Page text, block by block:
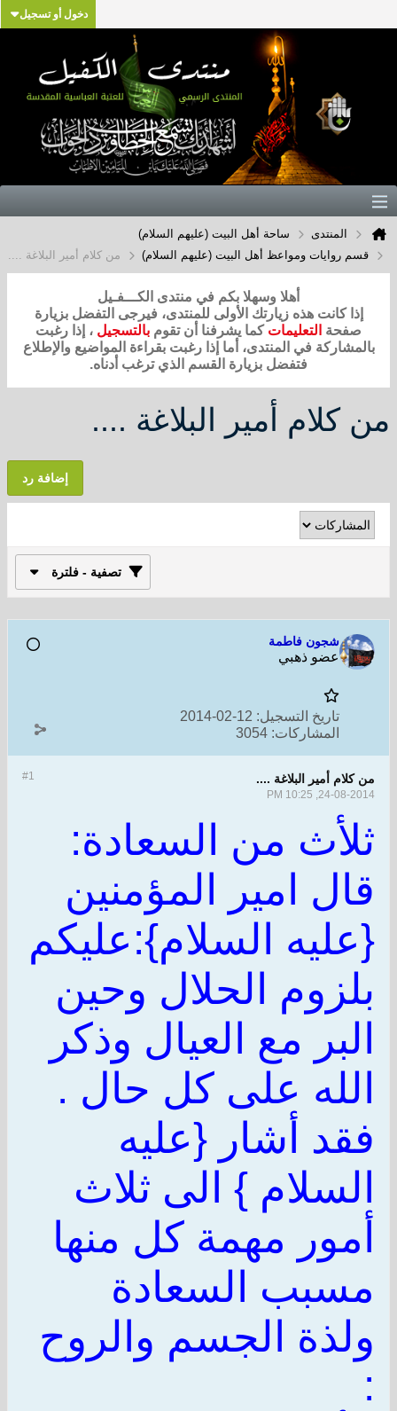
دخول أو تسجيل
المنتدى
ساحة أهل البيت (عليهم السلام)
قسم روايات ومواعظ أهل البيت (عليهم السلام)
من كلام أمير البلاغة ....
أهلا وسهلا بكم في منتدى الكـــفـيل
إذا كانت هذه زيارتك الأولى للمنتدى، فيرجى التفضل بزيارة
صفحة التعليمات كما يشرفنا أن تقوم بالتسجيل ، إذا رغبت
بالمشاركة في المنتدى، أما إذا رغبت بقراءة المواضيع والإطلاع
فتفضل بزيارة القسم الذي ترغب أدناه.
من كلام أمير البلاغة ....
إضافة رد
تصفية - فلترة
شجون فاطمة
عضو ذهبي
تاريخ التسجيل: 12-02-2014
المشاركات: 3054
#1 من كلام أمير البلاغة ....
24-08-2014, 10:25 PM
ثلأث من السعادة:
قال امير المؤمنين
{عليه السلام}:عليكم
بلزوم الحلال وحين
البر مع العيال وذكر
الله على كل حال .
فقد أشار {عليه
السلام } الى ثلاث
أمور مهمة كل منها
مسبب السعادة
ولذة الجسم والروح
: